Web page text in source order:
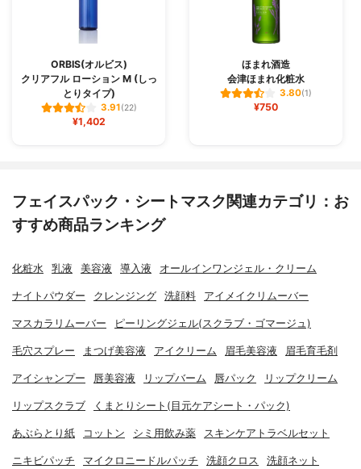
ORBIS(オルビス)
クリアフル ローション M (しっ
とりタイプ)
3.91(22)
¥1,402
ほまれ酒造
会津ほまれ化粧水
3.80(1)
¥750
フェイスパック・シートマスク関連カテゴリ：お
すすめ商品ランキング
化粧水 乳液 美容液 導入液 オールインワンジェル・クリーム
ナイトパウダー クレンジング 洗顔料 アイメイクリムーバー
マスカラリムーバー ピーリングジェル(スクラブ・ゴマージュ)
毛穴スプレー まつげ美容液 アイクリーム 眉毛美容液 眉毛育毛剤
アイシャンプー 唇美容液 リップバーム 唇パック リップクリーム
リップスクラブ くまとりシート(目元ケアシート・パック)
あぶらとり紙 コットン シミ用飲み薬 スキンケアトラベルセット
ニキビパッチ マイクロニードルパッチ 洗顔クロス 洗顔ネット